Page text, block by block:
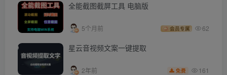
全能截图截屏工具 电脑版
5个月前 会员专属 62
星云音视频文案一键提取
2年前 免费 161